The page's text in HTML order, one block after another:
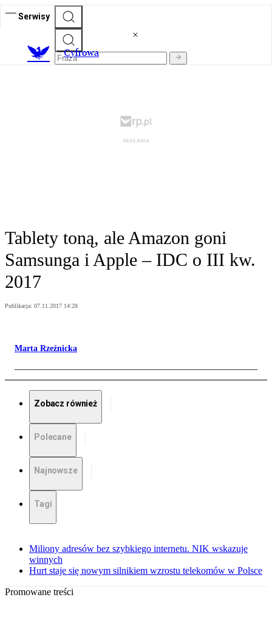
Serwisy
Cyfrowa
Tablety toną, ale Amazon goni
Samsunga i Apple – IDC o III kw.
2017
Publikacja: 07.11.2017 14:28
Marta Rzeźnicka
Zobacz również
Polecane
Najnowsze
Tagi
Miliony adresów bez szybkiego internetu. NIK wskazuje
winnych
Hurt staje się nowym silnikiem wzrostu telekomów w Polsce
Promowane treści